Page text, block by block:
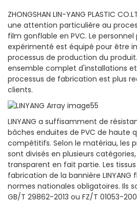
ZHONGSHAN LIN-YANG PLASTIC
une attention particulière au
film gonflable en PVC. Le
expérimenté est équipé pour être
processus de production du
ensemble complet d'installations
processus de fabrication est plus
clients.
LINYANG a suffisamment de
bâches enduites de PVC de haute
compétitifs. Selon le matériau, les
sont divisés en plusieurs
transparent en fait partie. Les
fabrication de la bannière
normes nationales obligatoires. Ils
GB/T 29862-2013 ou FZ/T 01053-